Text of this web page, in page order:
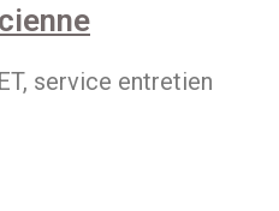
service entretien